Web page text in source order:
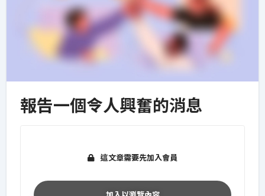
報告一個令人興奮的消息
這文章需要先加入會員